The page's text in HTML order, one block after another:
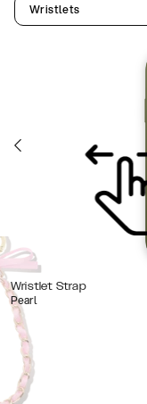
Wristlets
Wristlet Strap
Pearl